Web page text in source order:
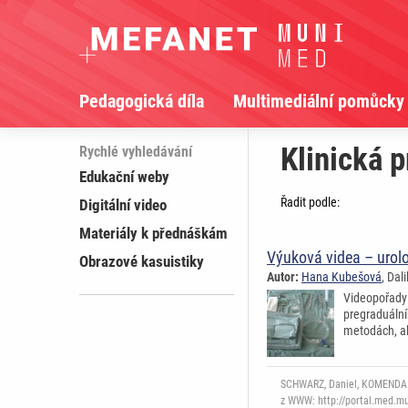
Pedagogická díla Multimediální pomůcky
Rychlé vyhledávání
Edukační weby
Digitální video
Materiály k přednáškám
Obrazové kasuistiky
Klinická
Řadit podle:
Výuková videa –
Autor: Hana Kubešová,
metodách,
SCHWARZ, Daniel,
z WWW: http://